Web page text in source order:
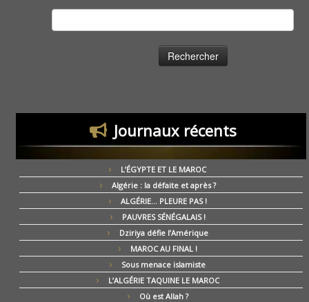
Journaux récents
L’ÉGYPTE ET LE MAROC
Algérie : la défaite et après ?
ALGÉRIE… PLEURE PAS !
PAUVRES SÉNÉGALAIS !
Dziriya défie l’Amérique
MAROC AU FINAL !
Sous menace islamiste
L’ALGÉRIE TAQUINE LE MAROC
Où est Allah ?